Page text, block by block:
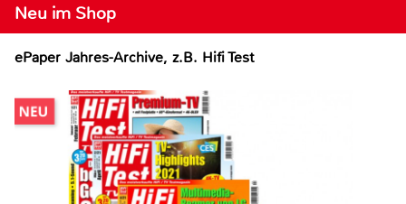
Neu im Shop
ePaper Jahres-Archive, z.B. Hifi Test